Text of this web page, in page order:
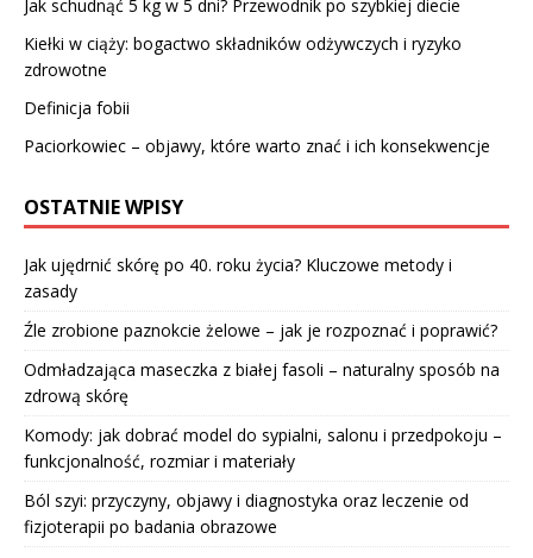
Jak schudnąć 5 kg w 5 dni? Przewodnik po szybkiej diecie
Kiełki w ciąży: bogactwo składników odżywczych i ryzyko
zdrowotne
Definicja fobii
Paciorkowiec – objawy, które warto znać i ich konsekwencje
OSTATNIE WPISY
Jak ujędrnić skórę po 40. roku życia? Kluczowe metody i
zasady
Źle zrobione paznokcie żelowe – jak je rozpoznać i poprawić?
Odmładzająca maseczka z białej fasoli – naturalny sposób na
zdrową skórę
Komody: jak dobrać model do sypialni, salonu i przedpokoju –
funkcjonalność, rozmiar i materiały
Ból szyi: przyczyny, objawy i diagnostyka oraz leczenie od
fizjoterapii po badania obrazowe